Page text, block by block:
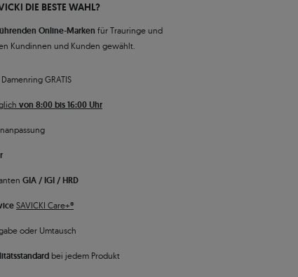
DIE BESTE WAHL?
Online-Marken für Trauringe und
Kundinnen und Kunden gewählt.
GRATIS
von 8:00 bis 16:00 Uhr
GIA / IGI / HRD
SAVICKI Care+®
oder Umtausch
bei jedem Produkt